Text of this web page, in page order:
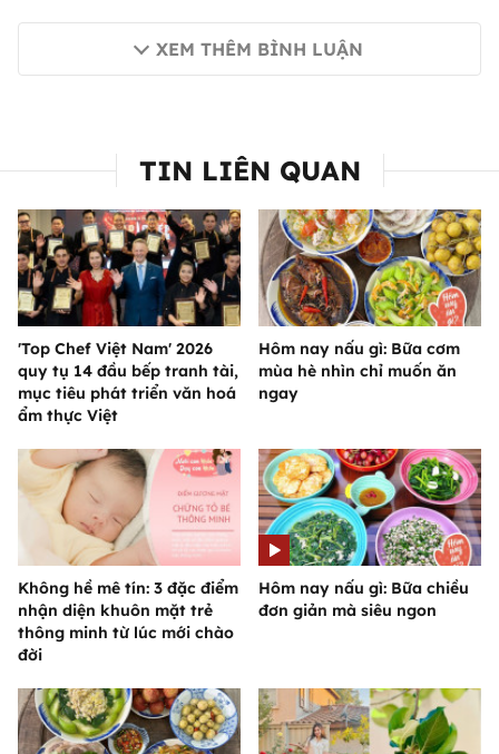
XEM THÊM BÌNH LUẬN
TIN LIÊN QUAN
'Top Chef Việt Nam' 2026
quy tụ 14 đầu bếp tranh tài,
mục tiêu phát triển văn hoá
ẩm thực Việt
Hôm nay nấu gì: Bữa cơm
mùa hè nhìn chỉ muốn ăn
ngay
Không hề mê tín: 3 đặc điểm
nhận diện khuôn mặt trẻ
thông minh từ lúc mới chào
đời
Hôm nay nấu gì: Bữa chiều
đơn giản mà siêu ngon